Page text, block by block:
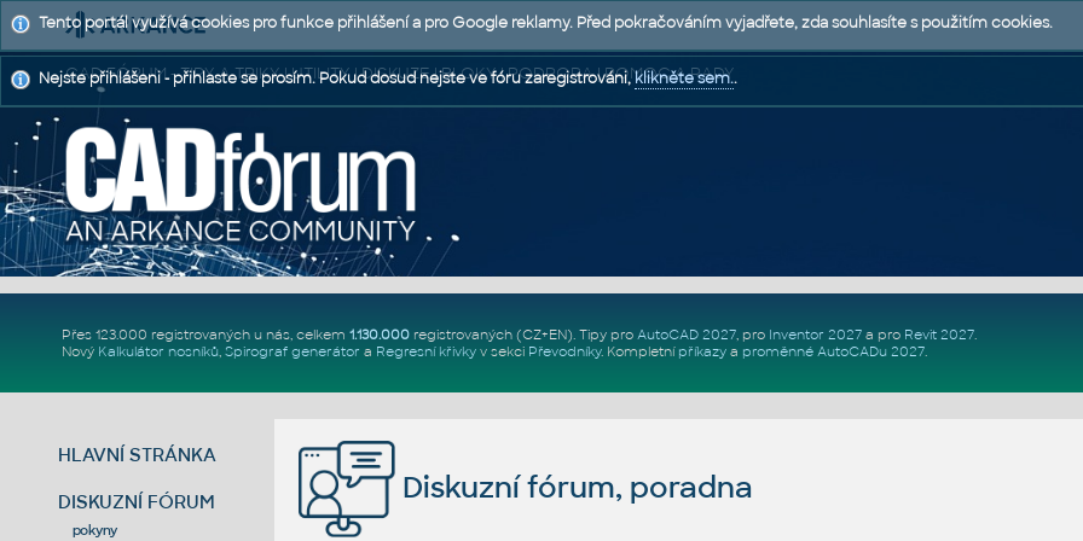
CAD FÓRUM - TIPY A TRIKY | UTILITY | DISKUZE | BLOKY | PODPORA | POMOC A RADY
Přes 123.000 registrovaných u nás, celkem 1.130.000registrovaných (CZ+EN). Tipy pro AutoCAD 2027, pro Inventor 2027a pro Revit 2027.
Nový Kalkulátor nosníků, Spirograf generátor a Regresní křivkyv sekci Převodníky. Kompletní příkazya proměnné AutoCADu 2027.
HLAVNÍ STRÁNKA
DISKUZNÍ FÓRUM
pokyny
Diskuzní fórum, poradna
Tento portál využívá cookies pro funkce přihlášení a pro Google reklamy. Před pokračováním vyjadřete, zda souhlasíte s použitím cookies.
Nejste přihlášeni - přihlaste se prosím. Pokud dosud nejste ve fóru zaregistrováni,klikněte sem..